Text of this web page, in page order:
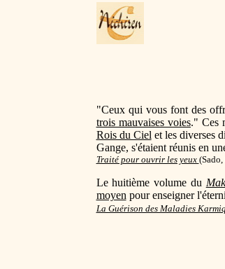
"Ceux qui vous font des
trois mauvaises voies." Ces
Rois du Ciel et les diverses
Gange, s'étaient réunis en
Traité pour ouvrir les yeux (
Le huitième volume du
moyen pour enseigner
La Guérison des Maladies